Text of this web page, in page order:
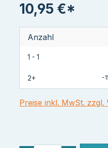
10,95 €*
Anzahl
1 - 1
2+ -
Preise inkl. MwSt. zzgl.